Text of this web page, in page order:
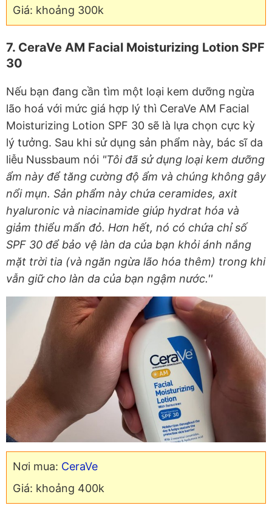
Giá: khoảng 300k
7. CeraVe AM Facial Moisturizing Lotion SPF
30
Nếu bạn đang cần tìm một loại kem dưỡng ngừa
lão hoá với mức giá hợp lý thì CeraVe AM Facial
Moisturizing Lotion SPF 30 sẽ là lựa chọn cực kỳ
lý tưởng. Sau khi sử dụng sản phẩm này, bác sĩ da
liễu Nussbaum nói "Tôi đã sử dụng loại kem dưỡng
ẩm này để tăng cường độ ẩm và chúng không gây
nổi mụn. Sản phẩm này chứa ceramides, axit
hyaluronic và niacinamide giúp hydrat hóa và
giảm thiểu mẩn đỏ. Hơn hết, nó có chứa chỉ số
SPF 30 để bảo vệ làn da của bạn khỏi ánh nắng
mặt trời tia (và ngăn ngừa lão hóa thêm) trong khi
vẫn giữ cho làn da của bạn ngậm nước.''
Nơi mua: CeraVe
Giá: khoảng 400k